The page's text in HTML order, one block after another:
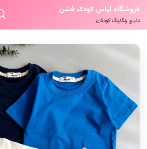
فروشگاه لباس کودک فشن
دنیای رنگارنگ کودکان